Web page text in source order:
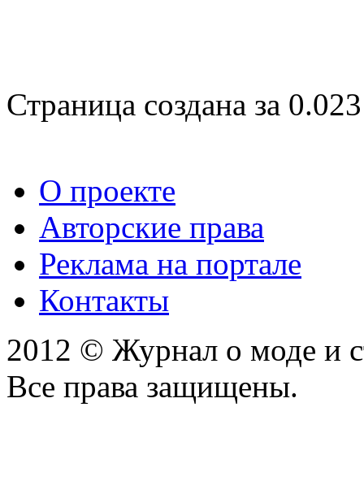
Страница создана за
О проекте
Авторские права
Реклама на портале
Контакты
2012 © Журнал о моде и
Все права защищены.